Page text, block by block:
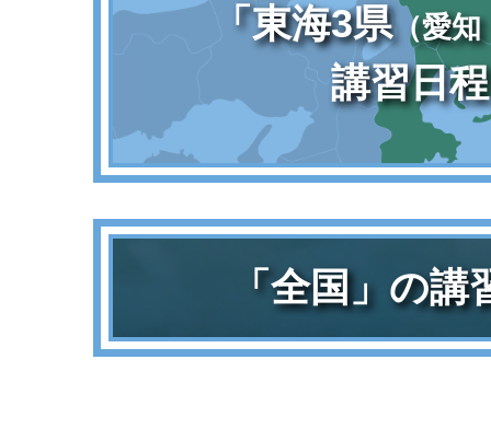
「東海3県（愛知
講習日
「全国」の